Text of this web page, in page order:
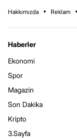
Hakkımızda Reklam
Haberler
Ekonomi
Spor
Magazin
Son Dakika
Kripto
3.Sayfa